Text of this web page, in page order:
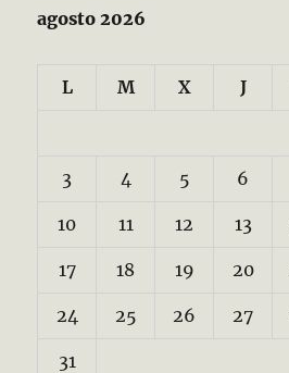
agosto 2026
L M X J
3 4 5 6
10 11 12 13
17 18 19 20
24 25 26 27
31